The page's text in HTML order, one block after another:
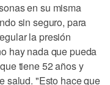
en su misma
sin seguro, para
la presión
hay nada que pueda
tiene 52 años y
salud. "Esto hace que